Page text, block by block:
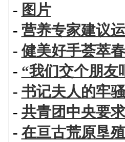
- 图片
- 营养专家建议
-健美好手荟萃
- “我们交个朋
- 书记夫人的牢
- 共青团中央要
- 在亘古荒原垦